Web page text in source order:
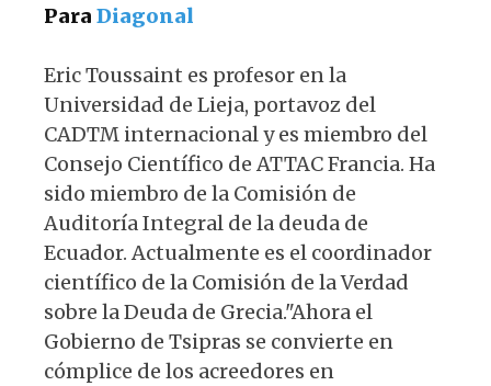
Para Diagonal
Eric Toussaint es profesor en la
Universidad de Lieja, portavoz del
CADTM internacional y es miembro del
Consejo Científico de ATTAC Francia. Ha
sido miembro de la Comisión de
Auditoría Integral de la deuda de
Ecuador. Actualmente es el coordinador
científico de la Comisión de la Verdad
sobre la Deuda de Grecia."Ahora el
Gobierno de Tsipras se convierte en
cómplice de los acreedores en